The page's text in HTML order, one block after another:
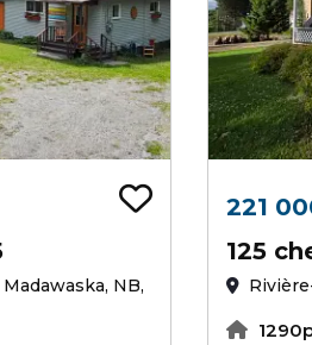
Ajouter
NB,
221
125